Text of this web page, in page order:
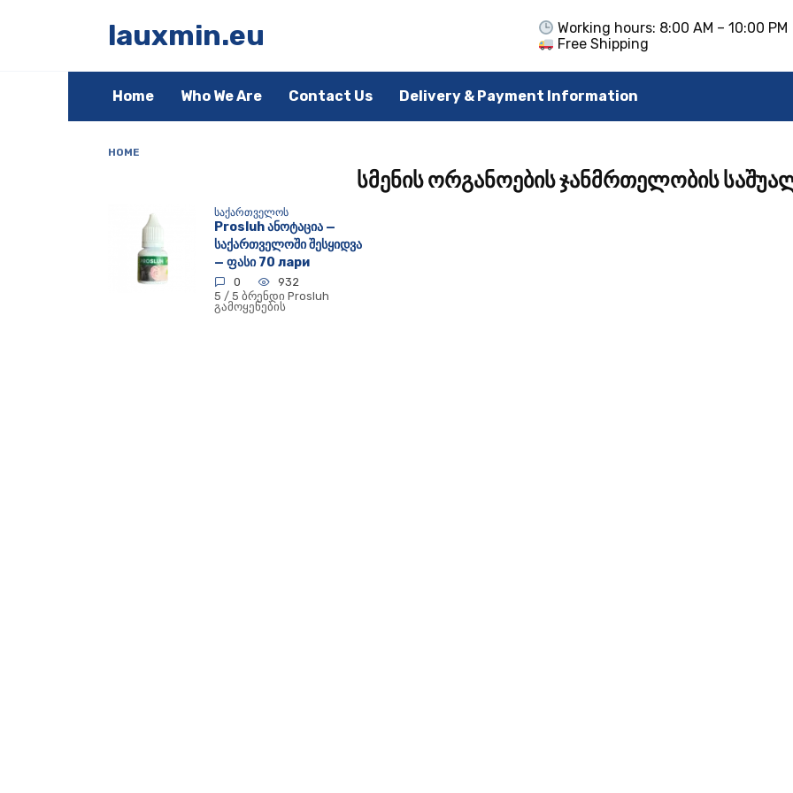
lauxmin.eu
Working hours: 8:00 AM – 10:00 PM
Free Shipping
Home Who We Are Contact Us Delivery & Payment Information
HOME
სმენის ორგანოების ჯანმრთელობის
ᲡᲐᲥᲐᲠᲗᲕᲔᲚᲝᲡ
Prosluh ანოტაცია —
საქართველოში შესყიდვა
— ფასი 70 лари
0
932
5 / 5 ბრენდი Prosluh
გამოყენების